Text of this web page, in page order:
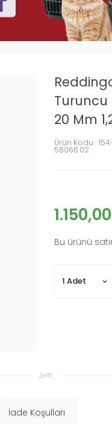
Turuncu
20 Mm
Ürün Kodu :
58066.02
1.150,00
Bu ürünü
İade Koşulları